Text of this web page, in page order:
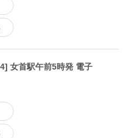
女首駅午前5時発 電子